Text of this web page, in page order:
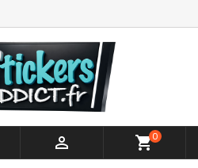
 shopping_cart0